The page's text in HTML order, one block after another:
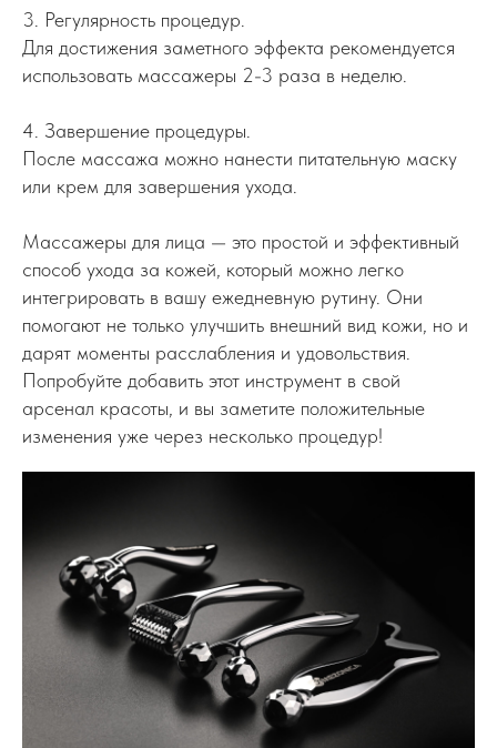
3. Регулярность процедур.
Для достижения заметного эффекта рекомендуется
использовать массажеры 2-3 раза в неделю.
4. Завершение процедуры.
После массажа можно нанести питательную маску
или крем для завершения ухода.
Массажеры для лица — это простой и эффективный
способ ухода за кожей, который можно легко
интегрировать в вашу ежедневную рутину. Они
помогают не только улучшить внешний вид кожи, но и
дарят моменты расслабления и удовольствия.
Попробуйте добавить этот инструмент в свой
арсенал красоты, и вы заметите положительные
изменения уже через несколько процедур!